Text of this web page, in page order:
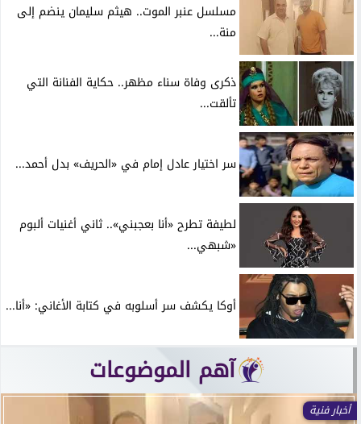
مسلسل عنبر الموت.. هيثم سليمان ينضم إلى
منة...
ذكرى وفاة سناء مظهر.. حكاية الفنانة التي
تألقت...
سر اختيار عادل إمام في «الحريف» بدل أحمد...
لطيفة تطرح «أنا بعجبني».. ثاني أغنيات ألبوم
«شبهي...
أوكا يكشف سر أسلوبه في كتابة الأغاني: «أنا...
آهم الموضوعات
أخبار فنية